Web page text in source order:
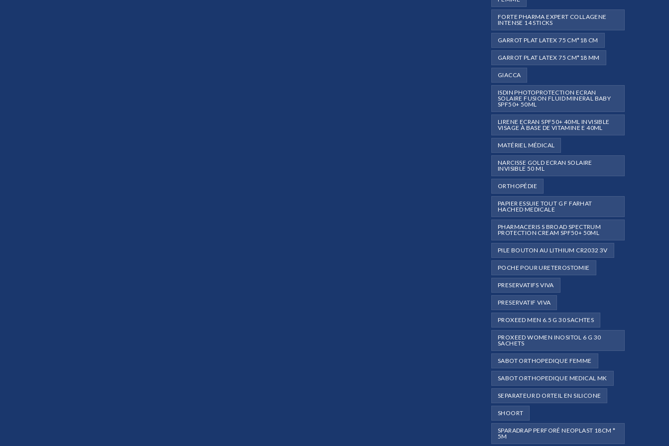
FORTE PHARMA EXPERT COLLAGENE
INTENSE 14 STICKS
GARROT PLAT LATEX 75 CM*18 CM
GARROT PLAT LATEX 75 CM*18 MM
GIACCA
ISDIN PHOTOPROTECTION ECRAN
SOLAIRE FUSION FLUID MINERAL BABY
SPF50+ 50ML
LIRENE ECRAN SPF50+ 40ML INVISIBLE
VISAGE À BASE DE VITAMINE E 40ML
MATÉRIEL MÉDICAL
NARCISSE GOLD ECRAN SOLAIRE
INVISIBLE 50 ML
ORTHOPÉDIE
PAPIER ESSUIE TOUT G F FARHAT
HACHED MEDICALE
PHARMACERIS S BROAD SPECTRUM
PROTECTION CREAM SPF50+ 50ML
PILE BOUTON AU LITHIUM CR2032 3V
POCHE POUR URETEROSTOMIE
PRESERVATIFS VIVA
PRESERVATIF VIVA
PROXEED MEN 6.5 G 30 SACHTES
PROXEED WOMEN INOSITOL 6 G 30
SACHETS
SABOT ORTHOPEDIQUE FEMME
SABOT ORTHOPEDIQUE MEDICAL MK
SEPARATEUR D ORTEIL EN SILICONE
SHOORT
SPARADRAP PERFORÉ NEOPLAST 18CM *
5M